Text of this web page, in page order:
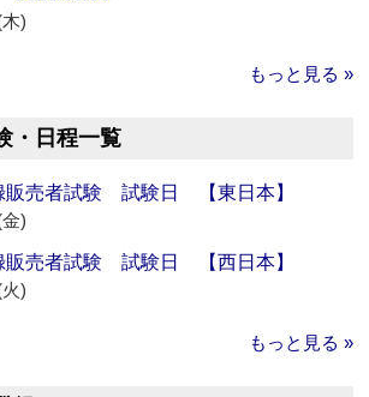
)
もっと見る »
・日程一覧
売者試験 試験日 【東日本】
)
売者試験 試験日 【西日本】
)
もっと見る »